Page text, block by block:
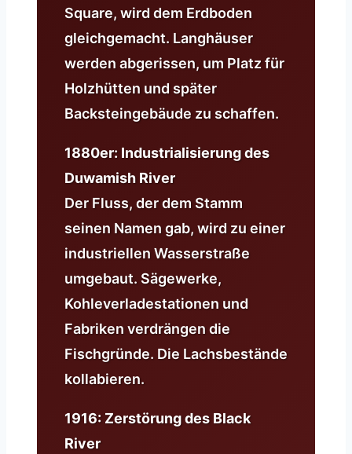
Square, wird dem Erdboden
gleichgemacht. Langhäuser
werden abgerissen, um Platz für
Holzhütten und später
Backsteingebäude zu schaffen.
1880er: Industrialisierung des
Duwamish River
Der Fluss, der dem Stamm
seinen Namen gab, wird zu einer
industriellen Wasserstraße
umgebaut. Sägewerke,
Kohleverladestationen und
Fabriken verdrängen die
Fischgründe. Die Lachsbestände
kollabieren.
1916: Zerstörung des Black
River